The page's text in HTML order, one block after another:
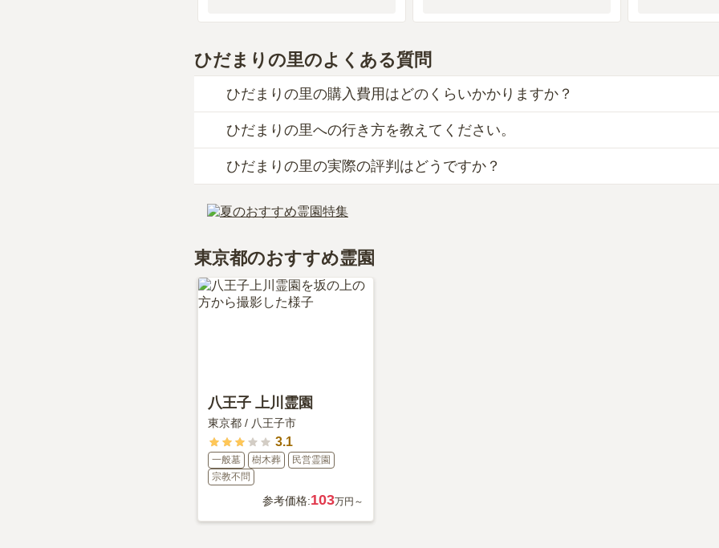
ひだまりの里のよくある質問
ひだまりの里の購入費用はどのくらいかかりますか？
ひだまりの里では、一般墓が約87万円からお求めいただけます。
なお、ひだまりの里がある東京都の相場は、一般墓が約72万円（墓石代別途）です。
お墓は、価格が高いものがよい、安いものが悪い、という訳ではありません。大切な
ひだまりの里への行き方を教えてください。
公共交通機関の場合、JR・京王線「高尾駅」北口1番乗り場からバス「美山町」行に
車の場合、圏央道「八王子西インター」から車で約3分です。
ひだまりの里の実際の評判はどうですか？
当サイトに寄せられた総合評価は、3.7点です。特に価格、交通利便性、設備・環境が
利用者様からは「墓地周辺には特にありませんが、事前に準備しておくなどしている
感じることはありません。」といったお声をいただいております。
東京都のおすすめ霊園
八王子 上川霊園
東京都 / 八王子市
3.1
一般墓 樹木葬
民営霊園
宗教不問
参考価格:103万円～